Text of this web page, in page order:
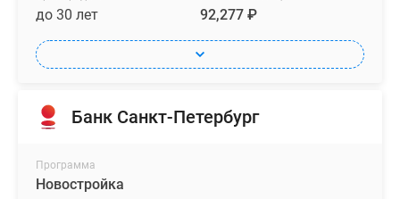
до 30 лет 92,277 ₽
Банк Санкт-Петербург
Программа
Новостройка